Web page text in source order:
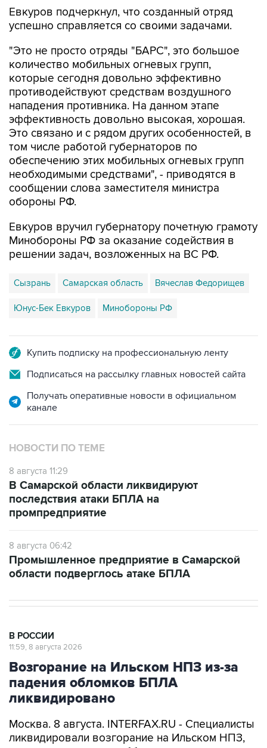
Евкуров подчеркнул, что созданный отряд
успешно справляется со своими задачами.
"Это не просто отряды "БАРС", это большое
количество мобильных огневых групп,
которые сегодня довольно эффективно
противодействуют средствам воздушного
нападения противника. На данном этапе
эффективность довольно высокая, хорошая.
Это связано и с рядом других особенностей, в
том числе работой губернаторов по
обеспечению этих мобильных огневых групп
необходимыми средствами", - приводятся в
сообщении слова заместителя министра
обороны РФ.
Евкуров вручил губернатору почетную грамоту
Минобороны РФ за оказание содействия в
решении задач, возложенных на ВС РФ.
Сызрань Самарская область Вячеслав Федорищев
Юнус-Бек Евкуров Минобороны РФ
Купить подписку на профессиональную ленту
Подписаться на рассылку главных новостей сайта
Получать оперативные новости в официальном
канале
НОВОСТИ ПО ТЕМЕ
8 августа 11:29
В Самарской области ликвидируют
последствия атаки БПЛА на
промпредприятие
8 августа 06:42
Промышленное предприятие в Самарской
области подверглось атаке БПЛА
В РОССИИ
11:59, 8 августа 2026
Возгорание на Ильском НПЗ из-за
падения обломков БПЛА
ликвидировано
Москва. 8 августа. INTERFAX.RU - Специалисты
ликвидировали возгорание на Ильском НПЗ,